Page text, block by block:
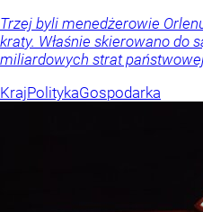
Trzej byli menedżerowie
kraty. Właśnie skierowano do
miliardowych strat państwowej
KrajPolitykaGospodarka